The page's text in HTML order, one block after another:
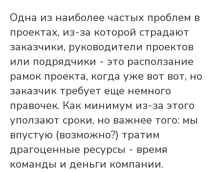
Одна из наиболее частых проблем в
проектах, из-за которой страдают
заказчики, руководители проектов
или подрядчики - это расползание
рамок проекта, когда уже вот вот, но
заказчик требует еще немного
правочек. Как минимум из-за этого
уползают сроки, но важнее того: мы
впустую (возможно?) тратим
драгоценные ресурсы - время
команды и деньги компании.